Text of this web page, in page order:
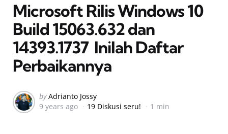
Microsoft Rilis Windows 10
Build 15063.632 dan
14393.1737  Inilah Daftar
Perbaikannya
Posted
by
by Adrianto Jossy
9 years ago
19 Diskusi seru! 1 min